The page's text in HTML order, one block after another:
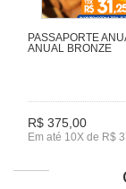
PASSAPORTE
ANUAL BRONZE
R$ 375,00
Em até 10X de R$